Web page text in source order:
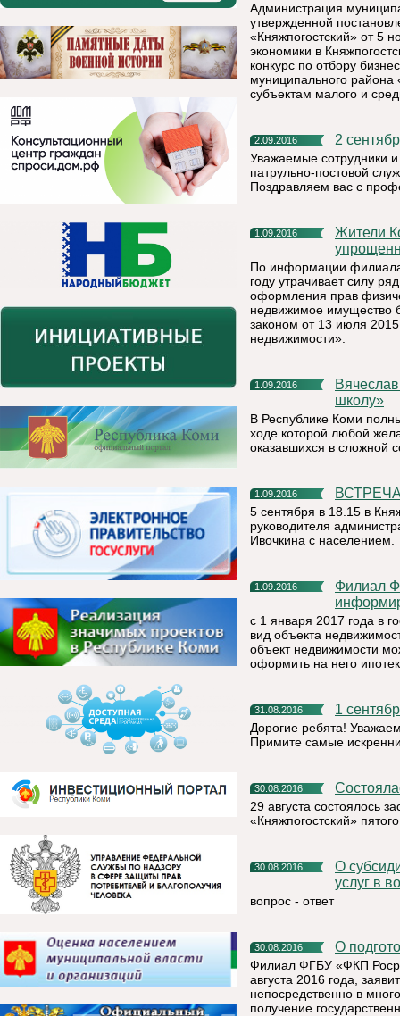
Администрация
утвержденной
«Княжпогостский» от 5
экономики в
конкурс по отбору
муниципального района
субъектам малого и
2.09.2016 2
Уважаемые сотрудники
патрульно-постовой
Поздравляем вас с
1.09.2016
Жители Коми могут зарегистрировать права собственности в
По информации
году утрачивает силу
оформления прав
недвижимое имущество
законом от 13 июля
недвижимости».
1.09.2016
Вячеслав Ивочкин принял участие в акции «Дорога в
школу»
В Республике Коми
ходе которой любой
оказавшихся в сложной
1.09.2016
5 сентября в 18.15 в
руководителя
Ивочкина с населением.
1.09.2016
Филиал ФГБУ «ФКП Росреестра» по Республике Коми
с 1 января 2017 года в
вид объекта
объект недвижимости
оформить на него
31.08.2016 1
Дорогие ребята!
Примите самые
30.08.2016
29 августа состоялось
«Княжпогостский»
30.08.2016
О субсидии на оплату жилого помещения и коммунальных
услуг в
вопрос - ответ
30.08.2016 О
Филиал ФГБУ «ФКП
августа 2016 года,
непосредственно в
получение